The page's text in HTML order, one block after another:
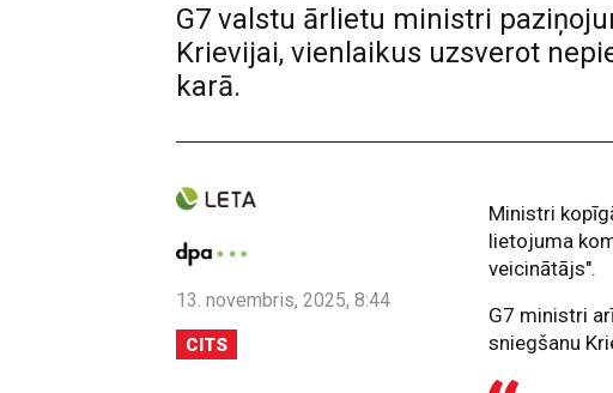
G7 valstu ārlietu ministri
Krievijai, vienlaikus uzsverot
karā.
13. novembris, 2025, 8:44
CITS
Ministri
lietojuma
veicinātājs".
G7 ministri
sniegšanu